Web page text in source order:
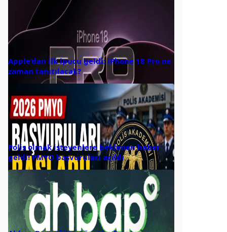
Apple’dan ilk ipucu geldi: iPhone 18 Pro ne
zaman tanıtılacak?
Polis olmak isteyenlere beklenen haber
geldi! PMYO başvuruları açıldı